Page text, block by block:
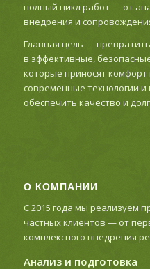
полный цикл работ — от
внедрения и
Главная цель —
в эффективные,
которые приносят
современные технологии
обеспечить качество и
О КОМПАНИИ
С 2015 года мы реализуем
частных клиентов — от
комплексного внедрения
Анализ и подготовка —